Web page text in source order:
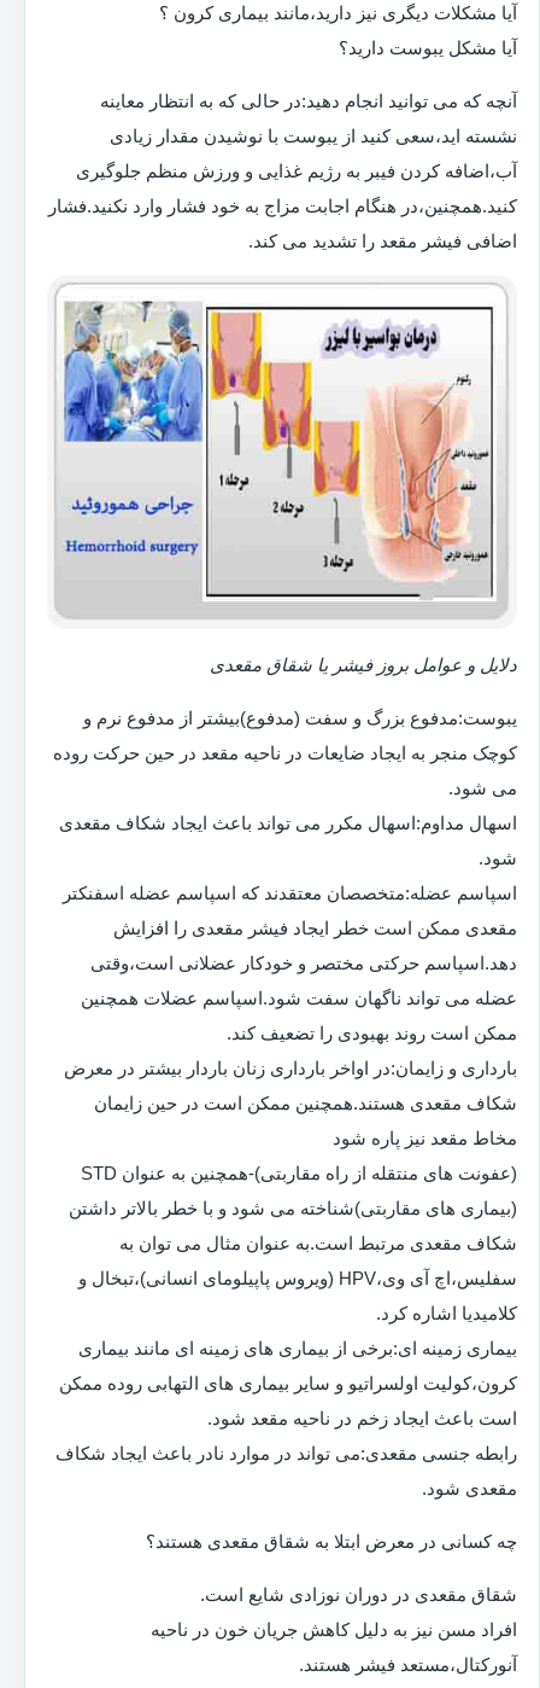
آیا مشکلات دیگری نیز دارید،مانند بیماری کرون ؟
آیا مشکل یبوست دارید؟
آنچه که می توانید انجام دهید:در حالی که به انتظار معاینه
نشسته اید،سعی کنید از یبوست با نوشیدن مقدار زیادی
آب،اضافه کردن فیبر به رژیم غذایی و ورزش منظم جلوگیری
کنید.همچنین،در هنگام اجابت مزاج به خود فشار وارد نکنید.فشار
اضافی فیشر مقعد را تشدید می کند.
دلایل و عوامل بروز فیشر یا شقاق مقعدی
یبوست:مدفوع بزرگ و سفت (مدفوع)بیشتر از مدفوع نرم و
کوچک منجر به ایجاد ضایعات در ناحیه مقعد در حین حرکت روده
می شود.
اسهال مداوم:اسهال مکرر می تواند باعث ایجاد شکاف مقعدی
شود.
اسپاسم عضله:متخصصان معتقدند که اسپاسم عضله اسفنکتر
مقعدی ممکن است خطر ایجاد فیشر مقعدی را افزایش
دهد.اسپاسم حرکتی مختصر و خودکار عضلانی است،وقتی
عضله می تواند ناگهان سفت شود.اسپاسم عضلات همچنین
ممکن است روند بهبودی را تضعیف کند.
بارداری و زایمان:در اواخر بارداری زنان باردار بیشتر در معرض
شکاف مقعدی هستند.همچنین ممکن است در حین زایمان
مخاط مقعد نیز پاره شود
(عفونت های منتقله از راه مقاربتی)-همچنین به عنوان STD
(بیماری های مقاربتی)شناخته می شود و با خطر بالاتر داشتن
شکاف مقعدی مرتبط است.به عنوان مثال می توان به
سفلیس،اچ آی وی،HPV (ویروس پاپیلومای انسانی)،تبخال و
کلامیدیا اشاره کرد.
بیماری زمینه ای:برخی از بیماری های زمینه ای مانند بیماری
کرون،کولیت اولسراتیو و سایر بیماری های التهابی روده ممکن
است باعث ایجاد زخم در ناحیه مقعد شود.
رابطه جنسی مقعدی:می تواند در موارد نادر باعث ایجاد شکاف
مقعدی شود.
چه کسانی در معرض ابتلا به شقاق مقعدی هستند؟
شقاق مقعدی در دوران نوزادی شایع است.
افراد مسن نیز به دلیل کاهش جریان خون در ناحیه
آنورکتال،مستعد فیشر هستند.